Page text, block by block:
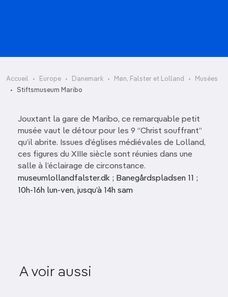
Accueil Europe Danemark Møn, Falster et Lolland
Musées
Stiftsmuseum Maribo
Jouxtant la gare de Maribo, ce remarquable petit
musée vaut le détour pour les 9 “Christ souffrant”
qu’il abrite. Issues d’églises médiévales de Lolland,
ces figures du XIIIe siècle sont réunies dans une
salle à l’éclairage de circonstance.
museumlollandfalster.dk ; Banegårdspladsen 11 ;
10h-16h lun-ven, jusqu’à 14h sam
A voir aussi
Falsters Minder